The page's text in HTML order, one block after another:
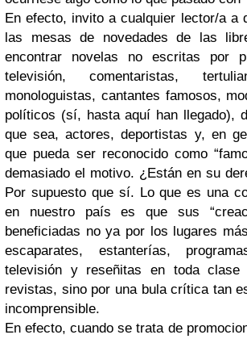
En efecto, invito a cualquier lector/a a
las mesas de novedades de las
encontrar novelas no escritas por
televisión, comentaristas,
monologuistas, cantantes famosos,
políticos (sí, hasta aquí han llegado),
que sea, actores, deportistas y, en
que pueda ser reconocido como
demasiado el motivo. ¿Están en su
Por supuesto que sí. Lo que es una
en nuestro país es que sus
beneficiadas no ya por los lugares
escaparates, estanterías,
televisión y reseñitas en toda clase
revistas, sino por una bula crítica tan
incomprensible.
En efecto, cuando se trata de